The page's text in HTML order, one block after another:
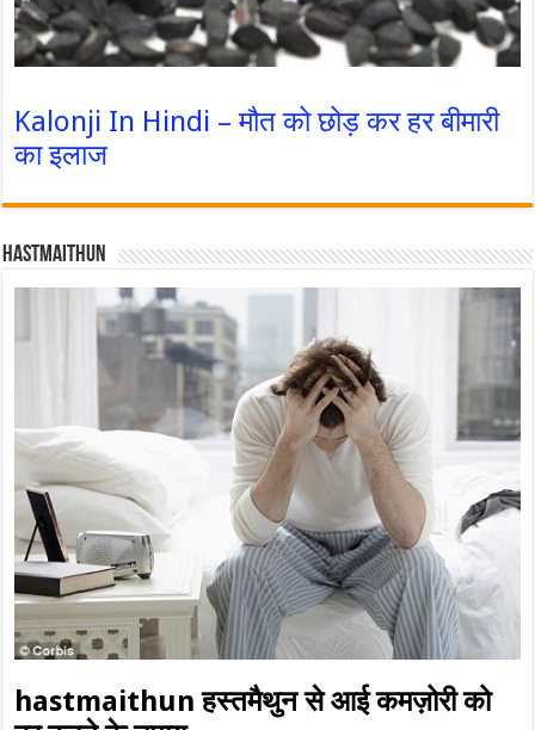
Kalonji In Hindi – मौत को छोड़ कर हर बीमारी
का इलाज
Hastmaithun
hastmaithun हस्तमैथुन से आई कमज़ोरी को